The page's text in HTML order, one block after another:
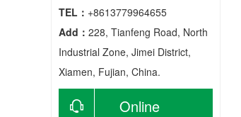
TEL： +8613779964655
Add： 228, Tianfeng Road, North
Industrial Zone, Jimei District,
Xiamen, Fujian, China.
Online